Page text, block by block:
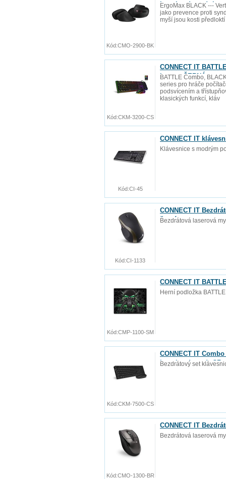
baterie zdarma),
ErgoMax BLACK ---
jako prevence proti
myší jsou kosti
Kód:CMO-2900-BK
CONNECT IT
layout, ČERNÁ
BATTLE Combo,
series pro hráče
podsvícením a
klasických funkcí, kláv
Kód:CKM-3200-CS
CONNECT IT
Klávesnice s modrým
Kód:CI-45
CONNECT IT
černá
Bezdrátová laserová
Kód:CI-1133
CONNECT IT
Herní podložka
Kód:CMP-1100-SM
CONNECT IT
baterie zdarma), CZ
Bezdrátový set
Kód:CKM-7500-CS
CONNECT IT
Bezdrátová laserová
Kód:CMO-1300-BR